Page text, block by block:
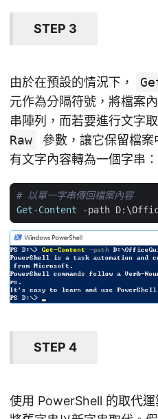
STEP 3
由於在預設的情況下，
元作為分隔符號，將檔案
串陣列，而若要進行文字
Raw
參數，讓它保留檔
有文字內容轉為一個字串：
# 以單一字串傳回檔案內容
Get-Content
-path D: \
STEP 4
使用 PowerShell 的取代運